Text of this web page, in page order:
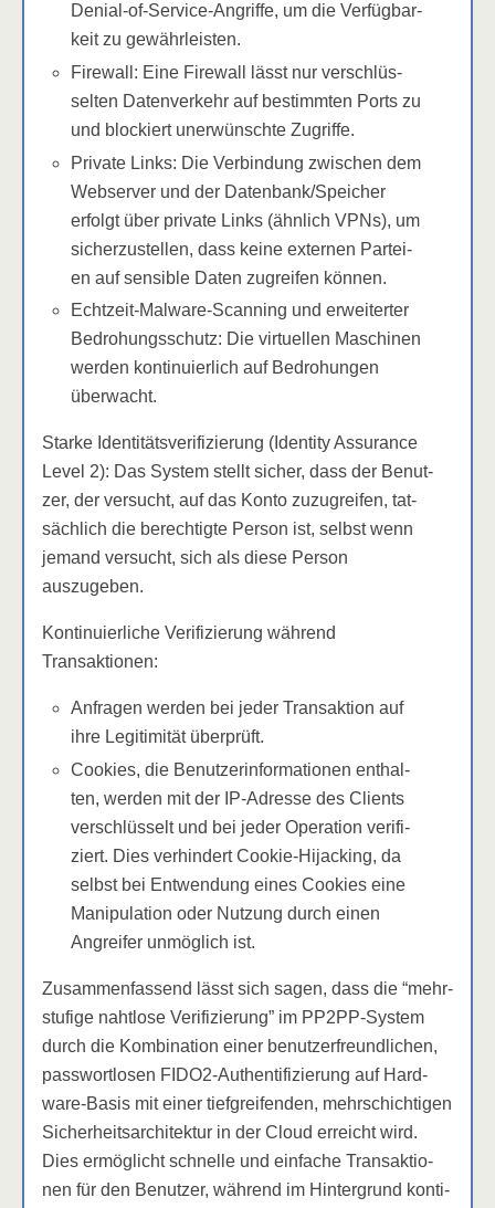
Deni­al-of-Ser­vice-Angrif­fe, um die Ver­füg­bar­
keit zu gewährleisten.
Fire­wall: Eine Fire­wall lässt nur ver­schlüs­
sel­ten Daten­ver­kehr auf bestimm­ten Ports zu
und blo­ckiert uner­wünsch­te Zugriffe.
Pri­va­te Links: Die Ver­bin­dung zwi­schen dem
Web­ser­ver und der Datenbank/​Speicher
erfolgt über pri­va­te Links (ähn­lich VPNs), um
sicher­zu­stel­len, dass kei­ne exter­nen Par­tei­
en auf sen­si­ble Daten zugrei­fen können.
Echt­zeit-Mal­wa­re-Scan­ning und erwei­ter­ter
Bedro­hungs­schutz: Die vir­tu­el­len Maschi­nen
wer­den kon­ti­nu­ier­lich auf Bedro­hun­gen
überwacht.
Star­ke Iden­ti­täts­ve­ri­fi­zie­rung (Iden­ti­ty Assu­rance
Level 2): Das Sys­tem stellt sicher, dass der Benut­
zer, der ver­sucht, auf das Kon­to zuzu­grei­fen, tat­
säch­lich die berech­tig­te Per­son ist, selbst wenn
jemand ver­sucht, sich als die­se Per­son
auszugeben.
Kon­ti­nu­ier­li­che Veri­fi­zie­rung wäh­rend
Transaktionen:
Anfra­gen wer­den bei jeder Trans­ak­ti­on auf
ihre Legi­ti­mi­tät überprüft.
Coo­kies, die Benut­zer­in­for­ma­tio­nen ent­hal­
ten, wer­den mit der IP-Adres­se des Cli­ents
ver­schlüs­selt und bei jeder Ope­ra­ti­on veri­fi­
ziert. Dies ver­hin­dert Coo­kie-Hijack­ing, da
selbst bei Ent­wen­dung eines Coo­kies eine
Mani­pu­la­ti­on oder Nut­zung durch einen
Angrei­fer unmög­lich ist.
Zusam­men­fas­send lässt sich sagen, dass die “mehr­
stu­fi­ge naht­lo­se Veri­fi­zie­rung” im PP2PP-Sys­tem
durch die Kom­bi­na­ti­on einer benut­zer­freund­li­chen,
pass­wort­lo­sen FIDO2-Authen­ti­fi­zie­rung auf Hard­
ware-Basis mit einer tief­grei­fen­den, mehr­schich­ti­gen
Sicher­heits­ar­chi­tek­tur in der Cloud erreicht wird.
Dies ermög­licht schnel­le und ein­fa­che Trans­ak­tio­
nen für den Benut­zer, wäh­rend im Hin­ter­grund kon­ti­